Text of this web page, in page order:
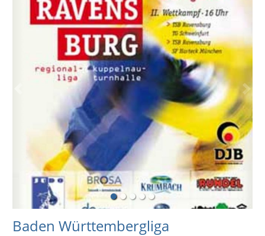
Next
Baden Württembergliga